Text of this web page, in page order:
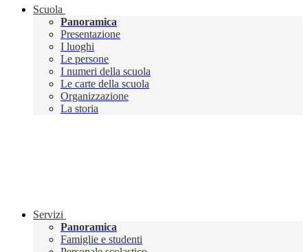
Scuola
Panoramica
Presentazione
I luoghi
Le persone
I numeri della scuola
Le carte della scuola
Organizzazione
La storia
Servizi
Panoramica
Famiglie e studenti